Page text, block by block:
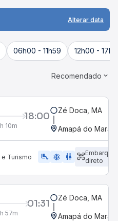
Alterar data
06h00 - 11h59 12h00 -
Recomendado
18:00
10m
Zé Doca, MA
Amapá do
Turismo airline_seat_legroom_extra ac_unit WC
Embarque
direto
01:31
57m
Zé Doca, MA
Amapá do